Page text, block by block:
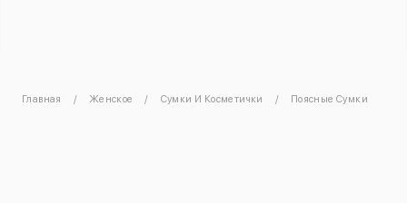
Главная Женское Сумки И Косметички Поясные Сумки